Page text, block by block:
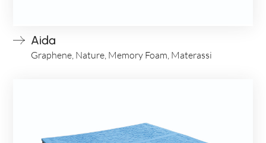
Aida
Graphene, Nature, Memory Foam, Materassi